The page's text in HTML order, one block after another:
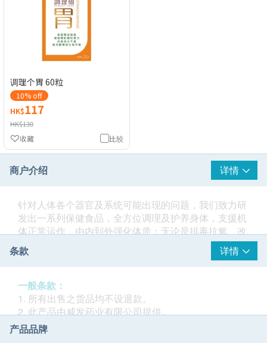
调理个胃 60粒
10% off
HK$117
HK$130
比较
收藏
商户介绍 详情
针对人体各个器官及系统可能出现的问题，我们致力研
发出一系列保健食品，全方位调理及护养身体，支援机
体正常运作，由内到外强化体质；无论是排毒抗氧、改
善睡眠质素、提升免疫力、压力及情绪管理，以至维持
脑部功能和保护心血管健康，【调理个™】均照顾到都
市人的不同健康需要。
条款 详情
一般条款：
1. 所有出售之货品均不设退款。
2. 此产品由威发药业有限公司提供。
3. 如有任何争议，威发药业有限公司及健康网购
health.ESDlife保留最终决议权。
产品品牌